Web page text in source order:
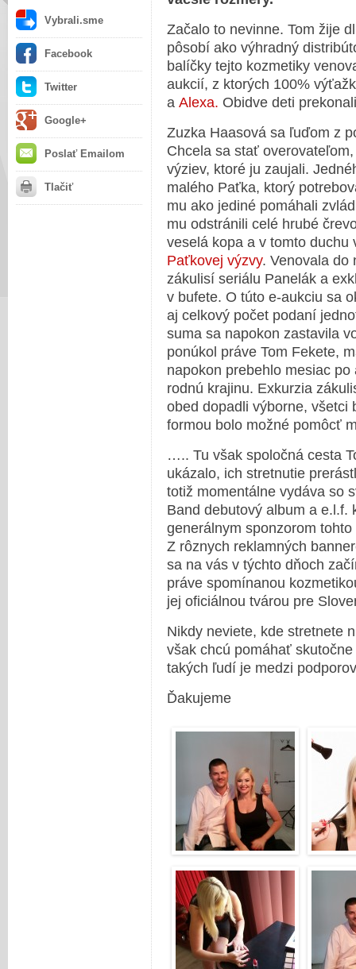
Vybrali.sme
Facebook
Twitter
Google+
Poslať Emailom
Tlačiť
Začalo to nevinne. Tom žije
pôsobí ako výhradný
balíčky tejto kozmetiky
aukcií, z ktorých 100%
a Alexa. Obidve deti
Zuzka Haasová sa ľuďom z
Chcela sa stať
výziev, ktoré ju zaujali.
malého Paťka, ktorý
mu ako jediné pomáhali
mu odstránili celé hrubé
veselá kopa a v tomto duchu
Paťkovej výzvy. Venovala do
zákulisí seriálu Panelák a
v bufete. O túto e-aukciu sa
aj celkový počet podaní
suma sa napokon zastavila
ponúkol práve Tom Fekete,
napokon prebehlo mesiac
rodnú krajinu. Exkurzia
obed dopadli výborne, všetci
formou bolo možné pomôcť
….. Tu však spoločná cesta
ukázalo, ich stretnutie
totiž momentálne vydáva so
Band debutový album a e.l.f.
generálnym sponzorom
Z rôznych reklamných
sa na vás v týchto dňoch
práve spomínanou
jej oficiálnou tvárou pre
Nikdy neviete, kde stretnete
však chcú pomáhať
takých ľudí je medzi
Ďakujeme